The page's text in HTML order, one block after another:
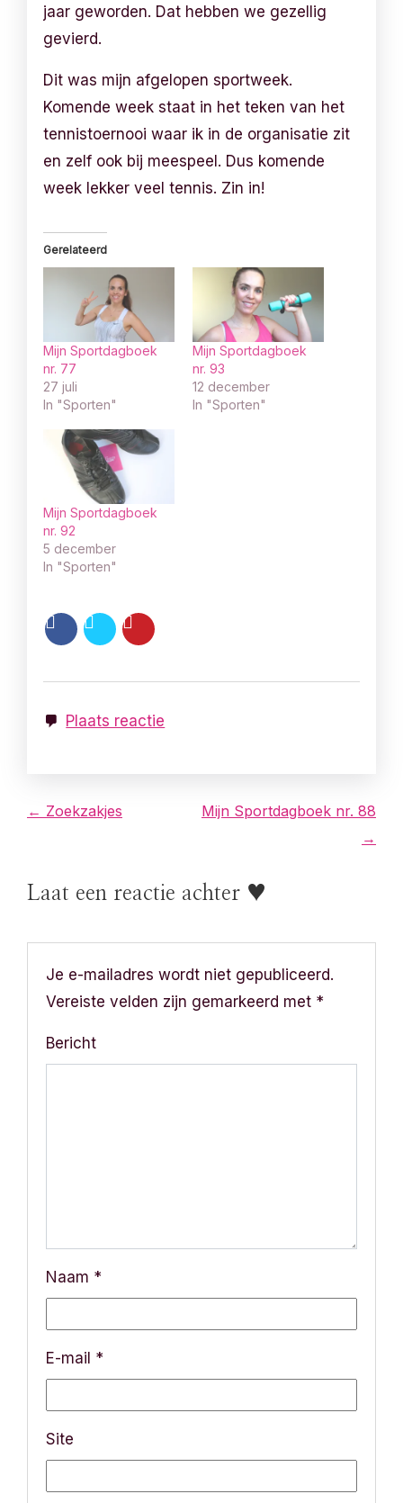
jaar geworden. Dat hebben we gezellig
gevierd.
Dit was mijn afgelopen sportweek.
Komende week staat in het teken van het
tennistoernooi waar ik in de organisatie zit
en zelf ook bij meespeel. Dus komende
week lekker veel tennis. Zin in!
Gerelateerd
Mijn Sportdagboek
nr. 77
27 juli
In "Sporten"
Mijn Sportdagboek
nr. 93
12 december
In "Sporten"
Mijn Sportdagboek
nr. 92
5 december
In "Sporten"
Plaats reactie
B
r
← Zoekzakjes
Mijn Sportdagboek nr. 88
→
Laat een reactie achter ♥
Je e-mailadres wordt niet gepubliceerd.
Vereiste velden zijn gemarkeerd met *
Bericht
Naam *
E-mail *
Site